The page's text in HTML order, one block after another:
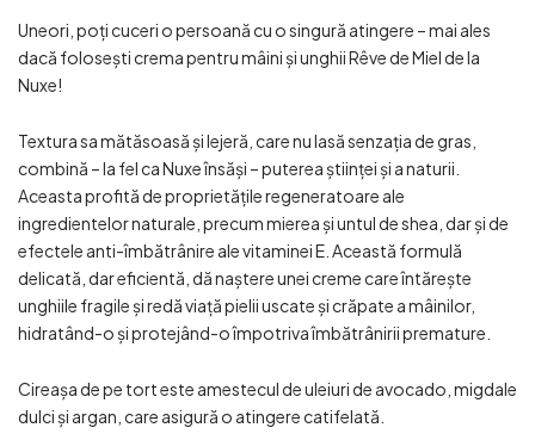
Uneori, poți cuceri o persoană cu o singură atingere – mai ales
dacă folosești crema pentru mâini și unghii Rêve de Miel de la
Nuxe!
Textura sa mătăsoasă și lejeră, care nu lasă senzația de gras,
combină – la fel ca Nuxe însăși – puterea științei și a naturii.
Aceasta profită de proprietățile regeneratoare ale
ingredientelor naturale, precum mierea și untul de shea, dar și de
efectele anti-îmbătrânire ale vitaminei E. Această formulă
delicată, dar eficientă, dă naștere unei creme care întărește
unghiile fragile și redă viață pielii uscate și crăpate a mâinilor,
hidratând-o și protejând-o împotriva îmbătrânirii premature.
Cireașa de pe tort este amestecul de uleiuri de avocado, migdale
dulci și argan, care asigură o atingere catifelată.